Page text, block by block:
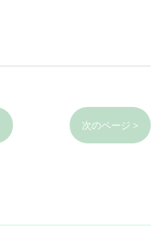
次のページ >